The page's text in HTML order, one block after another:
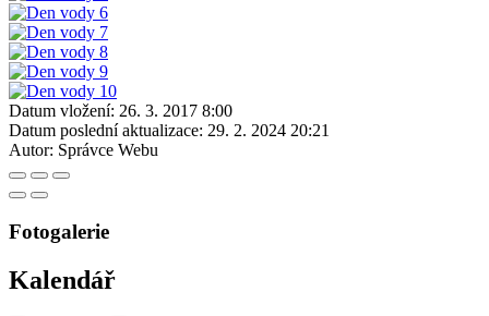
Datum vložení: 26. 3. 2017 8:00
Datum poslední aktualizace: 29. 2. 2024 20:21
Autor: Správce Webu
Fotogalerie
Kalendář